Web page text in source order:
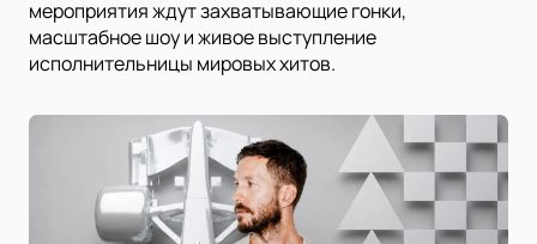
мероприятия ждут захватывающие гонки,
масштабное шоу и живое выступление
исполнительницы мировых хитов.